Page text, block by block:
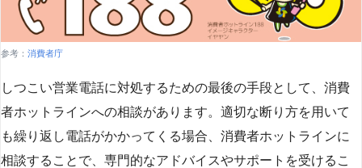
参考： 消費者庁
しつこい営業電話に対処するための最後の手段として、消費
者ホットラインへの相談があります。適切な断り方を用いて
も繰り返し電話がかかってくる場合、消費者ホットラインに
相談することで、専門的なアドバイスやサポートを受けるこ